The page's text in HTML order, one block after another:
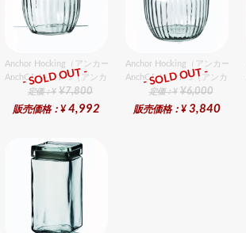
Anchor Hocking（アンカーホッキング） オプティクスジャー
AnchOR HockinG（アンカーホッキング）
定価：¥ ¥7,800
販売価格：¥ 4,992
- SOLD OUT -
Anchor Hocking（アンカーホ
AnchOR HockinG（アンカー
定価：¥ ¥6,000
販売価格：¥ 3,840
- SOLD OUT -